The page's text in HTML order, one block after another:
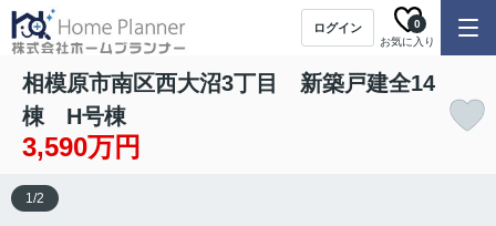
ログイン
お気に入り
0
相模原市南区西大沼3丁目 新築戸建全14
棟 H号棟
3,590万円
1/2